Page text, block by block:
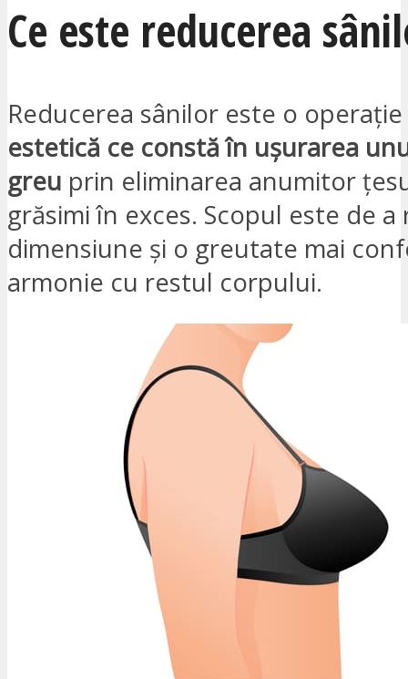
Ce este reducerea
Reducerea sânilor este o
estetică ce constă în ușurarea
greu prin eliminarea anumitor
grăsimi în exces. Scopul este de
dimensiune și o greutate mai
armonie cu restul corpului.